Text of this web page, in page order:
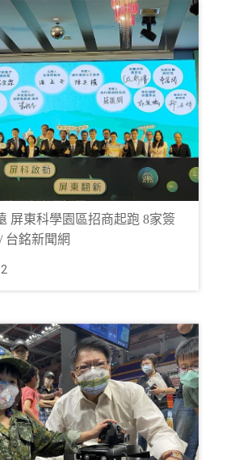
屏東科學園區招商起跑 8家簽
台銘新聞網